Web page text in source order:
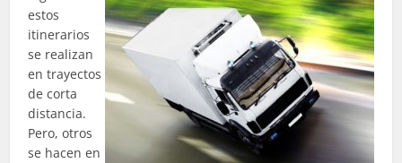
estos
itinerarios
se realizan
en trayectos
de corta
distancia.
Pero, otros
se hacen en